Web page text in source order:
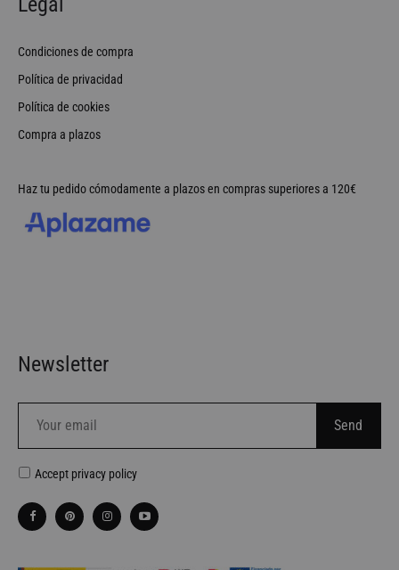
Condiciones de compra
Política de privacidad
Política de cookies
Compra a plazos
Haz tu pedido cómodamente a plazos en compras superiores a 120€
Newsletter
Accept privacy policy